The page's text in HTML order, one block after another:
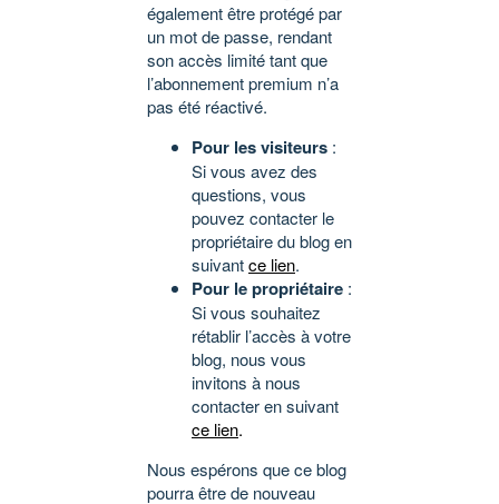
également être protégé par
un mot de passe, rendant
son accès limité tant que
l’abonnement premium n’a
pas été réactivé.
Pour les visiteurs :
Si vous avez des
questions, vous
pouvez contacter le
propriétaire du blog en
suivantce lien.
Pour le propriétaire :
Si vous souhaitez
rétablir l’accès à votre
blog, nous vous
invitons à nous
contacter en suivant
ce lien.
Nous espérons que ce blog
pourra être de nouveau